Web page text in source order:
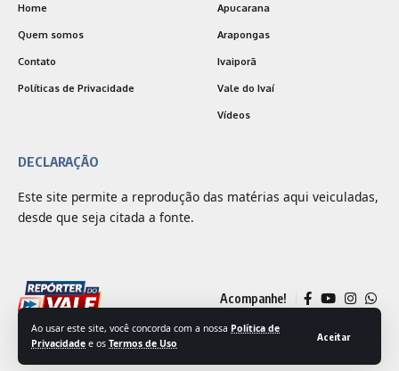
Ao usar este site, você concorda com a nossa Política de
Privacidade e os Termos de Uso
Aceitar
Home
Quem somos
Contato
Políticas de Privacidade
Apucarana
Arapongas
Ivaiporã
Vale do Ivaí
Vídeos
DECLARAÇÃO
Este site permite a reprodução das matérias aqui veiculadas,
desde que seja citada a fonte.
Acompanhe!
© 2025 Jornal Repórter do Vale | Desenvolvido por